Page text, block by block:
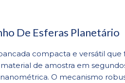
De Esferas Planetário
compacta e versátil
de amostra em
O mecanismo